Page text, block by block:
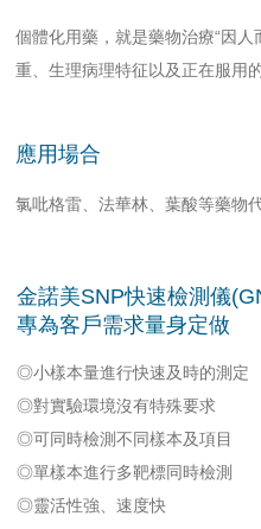
個體化用藥，就是藥物治療“因
重、生理病理特征以及正在服用
應用場合
氯吡格雷、法華林、葉酸等藥物
金諾美SNP快速檢測儀
專為客戶需求量身定做
◎小樣本量進行快速及時的測定
◎對實驗環境沒有特殊要求
◎可同時檢測不同樣本及項目
◎單樣本進行多靶標同時檢測
◎靈活性強、速度快